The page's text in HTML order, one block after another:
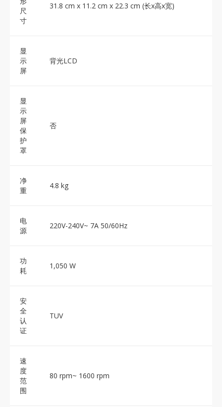
尺
寸
31.8 cm x 11.2 cm x 22.3 cm (长x高x宽)
显
示
屏
背光LCD
显
示
屏
保
护
罩
否
净
重
4.8 kg
电
源
220V-240V~ 7A 50/60Hz
功
耗
1,050 W
安
全
认
证
TUV
速
度
范
围
80 rpm~ 1600 rpm